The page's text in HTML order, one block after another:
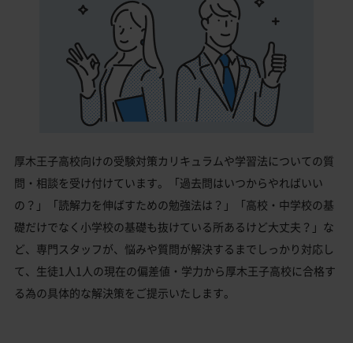
厚木王子高校向けの受験対策カリキュラムや学習法についての質
問・相談を受け付けています。「過去問はいつからやればいい
の？」「読解力を伸ばすための勉強法は？」「高校・中学校の基
礎だけでなく小学校の基礎も抜けている所あるけど大丈夫？」な
ど、専門スタッフが、悩みや質問が解決するまでしっかり対応し
て、生徒1人1人の現在の偏差値・学力から厚木王子高校に合格す
る為の具体的な解決策をご提示いたします。